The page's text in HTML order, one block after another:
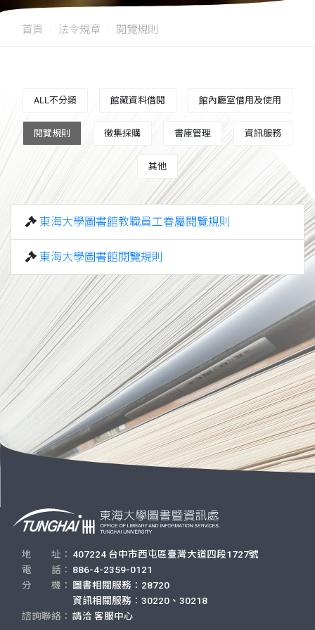
首頁 法令規章 閱覽規則
ALL不分類 館藏資料借閱 館內廳室借用及使用
閱覽規則 徵集採購 書庫管理 資訊服務
其他
東海大學圖書館教職員工眷屬閱覽規則
東海大學圖書館閱覽規則
地 址： 407224 台中市西屯區臺灣大道四段1727號
電 話： 886-4-2359-0121
分 機：
圖書相關服務：28720
資訊相關服務：30220、30218
諮詢聯絡： 請洽 客服中心